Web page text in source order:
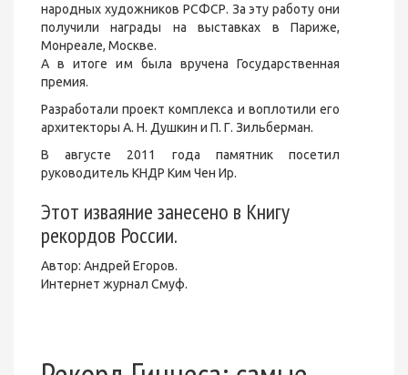
народных художников РСФСР. За эту работу они
получили награды на выставках в Париже,
Монреале, Москве.
А в итоге им была вручена Государственная
премия.
Разработали проект комплекса и воплотили его
архитекторы А. Н. Душкин и П. Г. Зильберман.
В августе 2011 года памятник посетил
руководитель КНДР Ким Чен Ир.
Этот изваяние занесено в Книгу
рекордов России.
Автор: Андрей Егоров.
Интернет журнал Смуф.